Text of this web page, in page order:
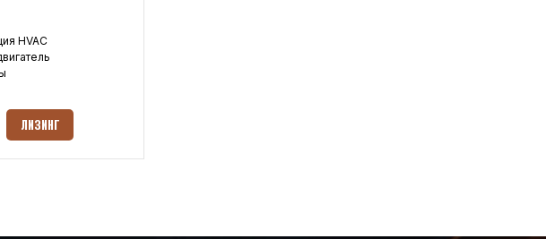
HVAC
ЛИЗИНГ